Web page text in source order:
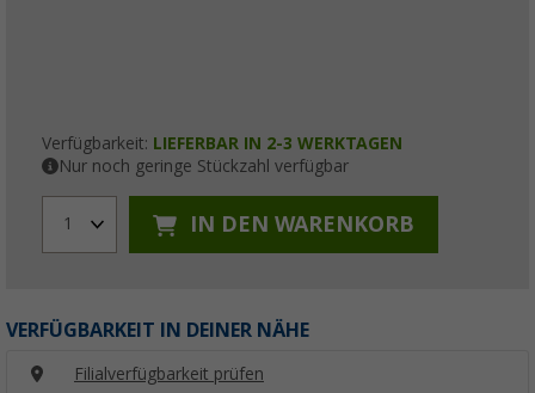
Verfügbarkeit: LIEFERBAR IN 2-3 WERKTAGEN
Nur noch geringe Stückzahl verfügbar
1 IN DEN WARENKORB
VERFÜGBARKEIT IN DEINER NÄHE
Filialverfügbarkeit prüfen